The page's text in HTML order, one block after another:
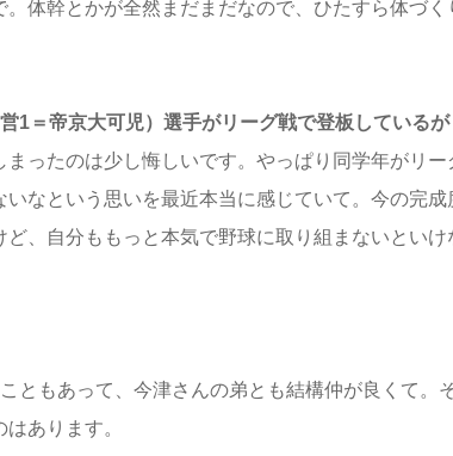
体幹とかが全然まだまだなので、ひたすら体づく
1＝帝京大可児）選手がリーグ戦で登板しているが
ったのは少し悔しいです。やっぱり同学年がリー
なという思いを最近本当に感じていて。今の完成
、自分ももっと本気で野球に取り組まないといけ
ともあって、今津さんの弟とも結構仲が良くて。
あります。